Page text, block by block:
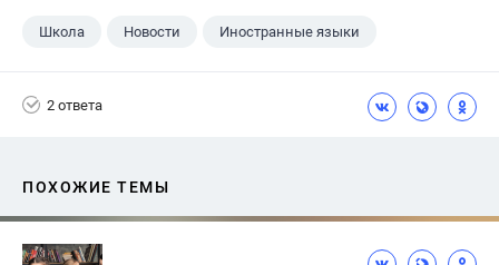
Школа Новости Иностранные языки
2 ответа
ПОХОЖИЕ ТЕМЫ